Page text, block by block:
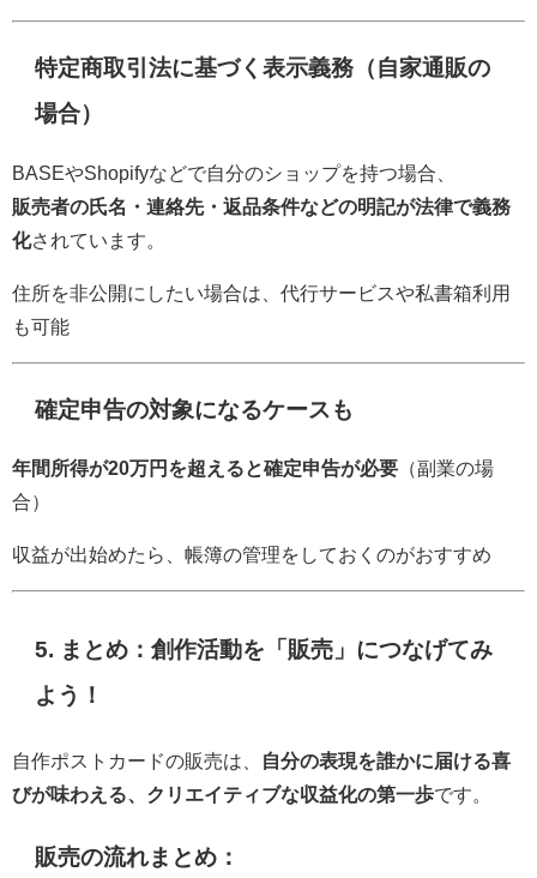
特定商取引法に基づく表示義務（自家通販の
場合）
BASEやShopifyなどで自分のショップを持つ場合、
販売者の氏名・連絡先・返品条件などの明記が法律で義務
化されています。
住所を非公開にしたい場合は、代行サービスや私書箱利用
も可能
確定申告の対象になるケースも
年間所得が20万円を超えると確定申告が必要 （副業の場
合）
収益が出始めたら、帳簿の管理をしておくのがおすすめ
5. まとめ：創作活動を「販売」につなげてみ
よう！
自作ポストカードの販売は、
自分の表現を誰かに届ける喜
びが味わえる、クリエイティブな収益化の第一歩です。
販売の流れまとめ：